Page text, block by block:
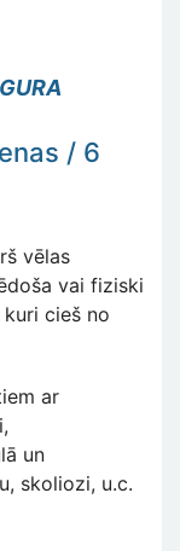
/ 6
vēlas
vai fiziski
cieš no
ar
un
skoliozi, u.c.